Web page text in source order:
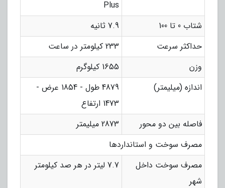
Plus
شتاب 0 تا 100
7.9 ثانیه
حداکثر سرعت
233 کیلومتر در ساعت
وزن
1655 کیلوگرم
اندازه (میلیمتر)
4879 طول - 1854 عرض -
1473 ارتفاع
فاصله بین دو محور
2873 میلیمتر
مصرف سوخت و استانداردها
مصرف سوخت داخل
شهر
7.7 لیتر در هر صد کیلومتر